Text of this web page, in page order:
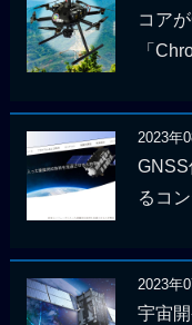
コア
「
2023年
GNSS
るコ
2023年
宇宙